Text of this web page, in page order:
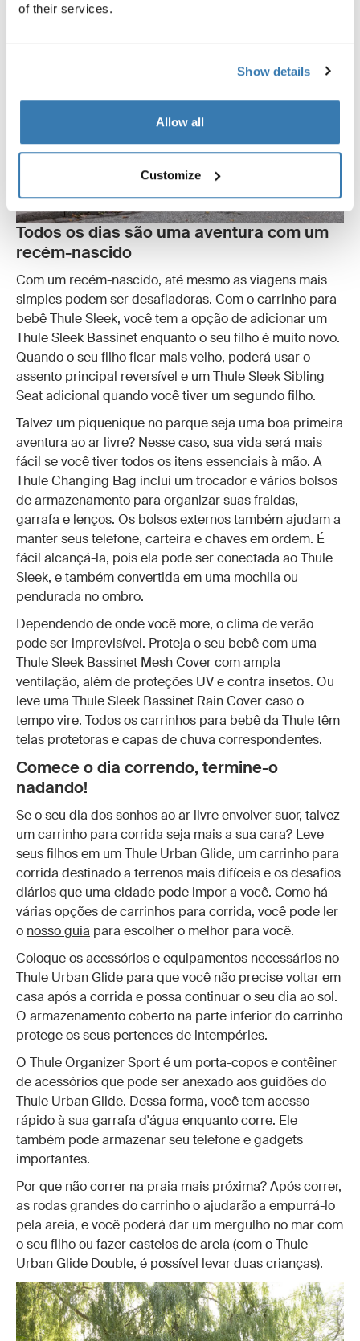
of their services.
Show details
Allow all
Customize
Todos os dias são uma aventura com um
recém-nascido
Com um recém-nascido, até mesmo as viagens mais
simples podem ser desafiadoras. Com o carrinho para
bebê Thule Sleek, você tem a opção de adicionar um
Thule Sleek Bassinet enquanto o seu filho é muito novo.
Quando o seu filho ficar mais velho, poderá usar o
assento principal reversível e um Thule Sleek Sibling
Seat adicional quando você tiver um segundo filho.
Talvez um piquenique no parque seja uma boa primeira
aventura ao ar livre? Nesse caso, sua vida será mais
fácil se você tiver todos os itens essenciais à mão. A
Thule Changing Bag inclui um trocador e vários bolsos
de armazenamento para organizar suas fraldas,
garrafa e lenços. Os bolsos externos também ajudam a
manter seus telefone, carteira e chaves em ordem. É
fácil alcançá-la, pois ela pode ser conectada ao Thule
Sleek, e também convertida em uma mochila ou
pendurada no ombro.
Dependendo de onde você more, o clima de verão
pode ser imprevisível. Proteja o seu bebê com uma
Thule Sleek Bassinet Mesh Cover com ampla
ventilação, além de proteções UV e contra insetos. Ou
leve uma Thule Sleek Bassinet Rain Cover caso o
tempo vire. Todos os carrinhos para bebê da Thule têm
telas protetoras e capas de chuva correspondentes.
Comece o dia correndo, termine-o
nadando!
Se o seu dia dos sonhos ao ar livre envolver suor, talvez
um carrinho para corrida seja mais a sua cara? Leve
seus filhos em um Thule Urban Glide, um carrinho para
corrida destinado a terrenos mais difíceis e os desafios
diários que uma cidade pode impor a você. Como há
várias opções de carrinhos para corrida, você pode ler
o nosso guia para escolher o melhor para você.
Coloque os acessórios e equipamentos necessários no
Thule Urban Glide para que você não precise voltar em
casa após a corrida e possa continuar o seu dia ao sol.
O armazenamento coberto na parte inferior do carrinho
protege os seus pertences de intempéries.
O Thule Organizer Sport é um porta-copos e contêiner
de acessórios que pode ser anexado aos guidões do
Thule Urban Glide. Dessa forma, você tem acesso
rápido à sua garrafa d'água enquanto corre. Ele
também pode armazenar seu telefone e gadgets
importantes.
Por que não correr na praia mais próxima? Após correr,
as rodas grandes do carrinho o ajudarão a empurrá-lo
pela areia, e você poderá dar um mergulho no mar com
o seu filho ou fazer castelos de areia (com o Thule
Urban Glide Double, é possível levar duas crianças).